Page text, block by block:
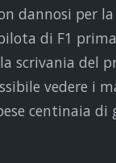
dannosi per la
di F1
scrivania del
vedere i
centinaia di